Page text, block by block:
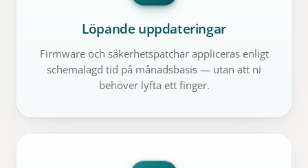
Löpande uppdateringar
Firmware och säkerhetspatchar appliceras enligt
schemalagd tid på månadsbasis — utan att ni
behöver lyfta ett finger.